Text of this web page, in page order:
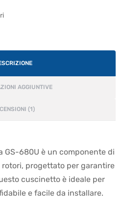
AGGIUNTIVE
(1)
GS-680U è un componente di
rotori, progettato per garantire
cuscinetto è ideale per
e facile da installare.